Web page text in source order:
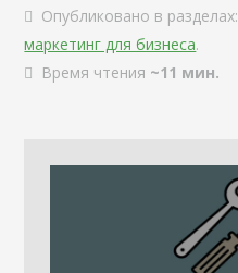
Опубликовано в разделах:
маркетинг для бизнеса.
Время чтения ~11 мин.